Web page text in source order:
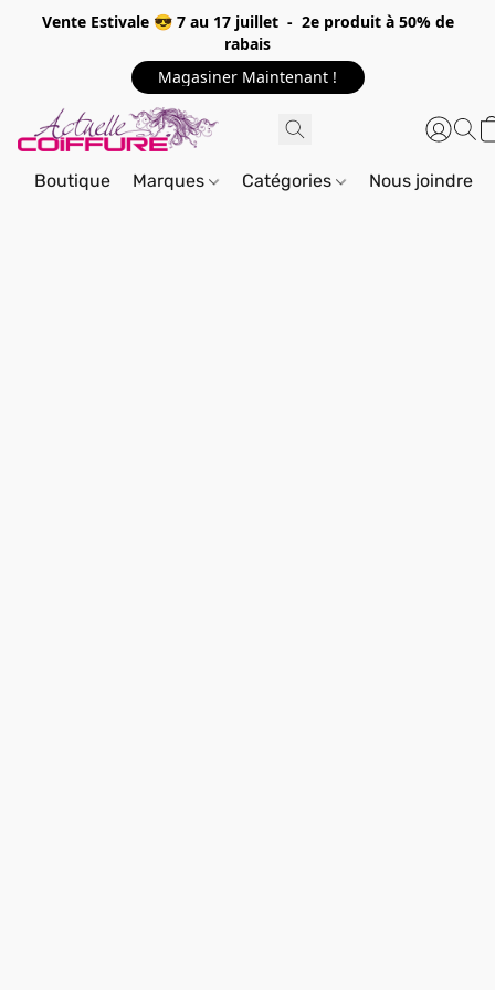
Vente Estivale 😎 7 au 17 juillet - 2e produit à 50% de
rabais
Magasiner Maintenant !
Boutique Marques Catégories Nous joindre